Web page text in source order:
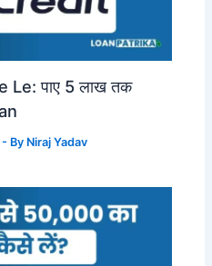
पाए 5 लाख तक
- By Niraj Yadav